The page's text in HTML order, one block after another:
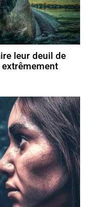
leur deuil de